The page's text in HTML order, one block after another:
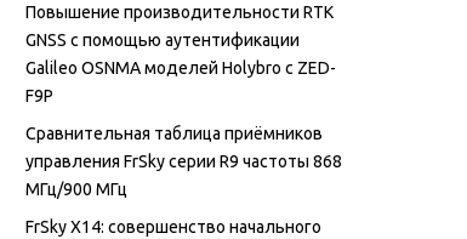
Повышение производительности RTK
GNSS с помощью аутентификации
Galileo OSNMA моделей Holybro с ZED-
F9P
Сравнительная таблица приёмников
управления FrSky серии R9 частоты 868
МГц/900 МГц
FrSky X14: совершенство начального